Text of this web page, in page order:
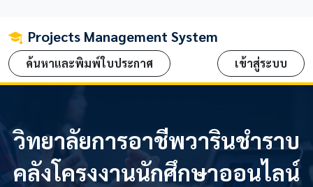
Projects Management System
ค้นหาและพิมพ์ใบประกาศ เข้าสู่ระบบ
วิทยาลัยการอาชีพวารินชำราบ
คลังโครงงานนักศึกษาออนไลน์